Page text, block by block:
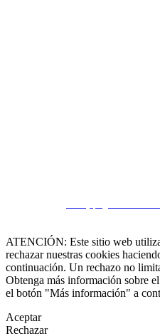
ATENCIÓN: Este sitio web
rechazar nuestras cookies
continuación. Un rechazo no
Obtenga más información sobre
el botón "Más información" a
Aceptar
Rechazar